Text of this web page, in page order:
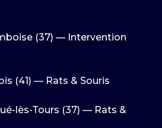
(37) — Intervention
(41) — Rats & Souris
lès-Tours (37) — Rats &